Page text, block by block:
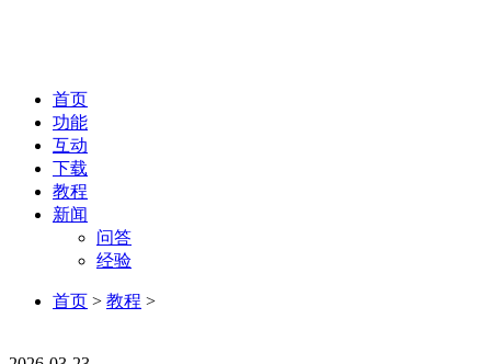
首页
功能
互动
下载
教程
新闻
问答
经验
首页 > 教程 >